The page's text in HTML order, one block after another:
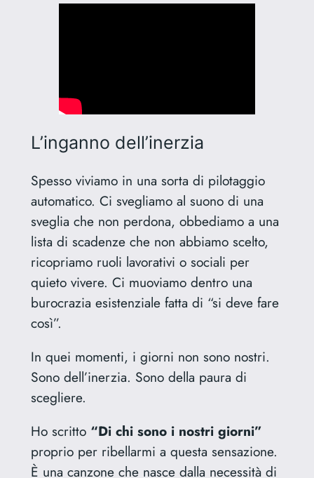
L’inganno dell’inerzia
Spesso viviamo in una sorta di pilotaggio
automatico. Ci svegliamo al suono di una
sveglia che non perdona, obbediamo a una
lista di scadenze che non abbiamo scelto,
ricopriamo ruoli lavorativi o sociali per
quieto vivere. Ci muoviamo dentro una
burocrazia esistenziale fatta di “si deve fare
così”.
In quei momenti, i giorni non sono nostri.
Sono dell’inerzia. Sono della paura di
scegliere.
Ho scritto “Di chi sono i nostri giorni”
proprio per ribellarmi a questa sensazione.
È una canzone che nasce dalla necessità di